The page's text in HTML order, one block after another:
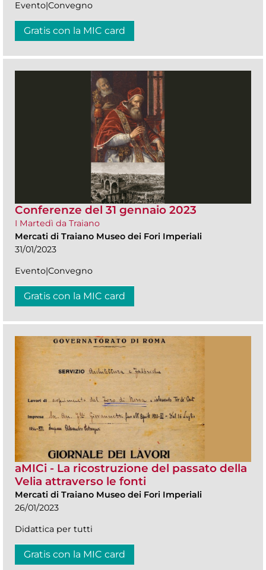
Evento|Convegno
Gratis con la MIC card
Conferenze del 31 gennaio 2023
I Martedì da Traiano
Mercati di Traiano Museo dei Fori Imperiali
31/01/2023
Evento|Convegno
Gratis con la MIC card
aMICi - La ricostruzione del passato della
Velia attraverso le fonti
Mercati di Traiano Museo dei Fori Imperiali
26/01/2023
Didattica per tutti
Gratis con la MIC card